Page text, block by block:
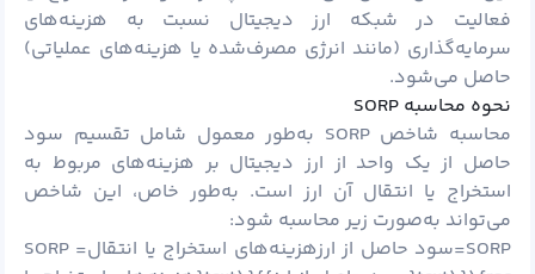
فعالیت در شبکه ارز دیجیتال نسبت به هزینه‌های
سرمایه‌گذاری (مانند انرژی مصرف‌شده یا هزینه‌های عملیاتی)
حاصل می‌شود.
نحوه محاسبه SORP
محاسبه شاخص SORP به‌طور معمول شامل تقسیم سود
حاصل از یک واحد از ارز دیجیتال بر هزینه‌های مربوط به
استخراج یا انتقال آن ارز است. به‌طور خاص، این شاخص
می‌تواند به‌صورت زیر محاسبه شود:
SORP=سود حاصل از ارزهزینه‌های استخراج یا انتقالSORP =